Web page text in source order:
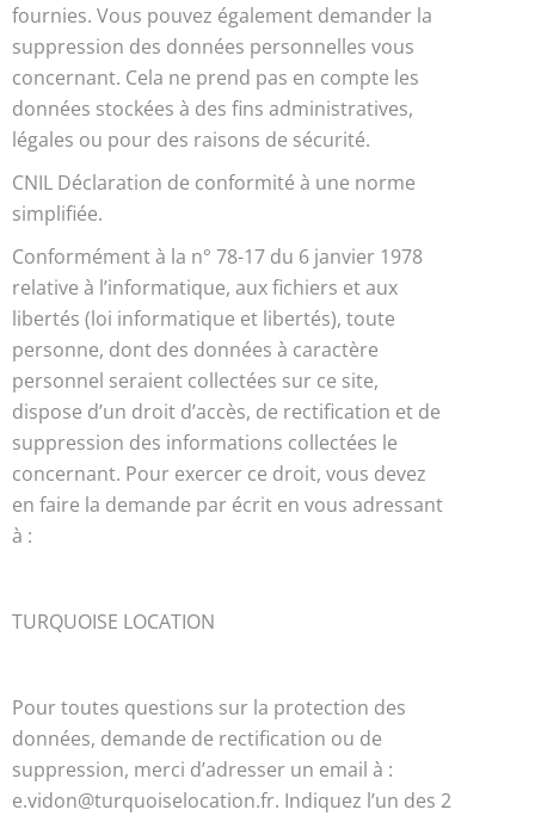
fournies. Vous pouvez également demander la
suppression des données personnelles vous
concernant. Cela ne prend pas en compte les
données stockées à des fins administratives,
légales ou pour des raisons de sécurité.
CNIL Déclaration de conformité à une norme
simplifiée.
Conformément à la n° 78-17 du 6 janvier 1978
relative à l’informatique, aux fichiers et aux
libertés (loi informatique et libertés), toute
personne, dont des données à caractère
personnel seraient collectées sur ce site,
dispose d’un droit d’accès, de rectification et de
suppression des informations collectées le
concernant. Pour exercer ce droit, vous devez
en faire la demande par écrit en vous adressant
à :
TURQUOISE LOCATION
Pour toutes questions sur la protection des
données, demande de rectification ou de
suppression, merci d’adresser un email à :
e.vidon@turquoiselocation.fr. Indiquez l’un des 2